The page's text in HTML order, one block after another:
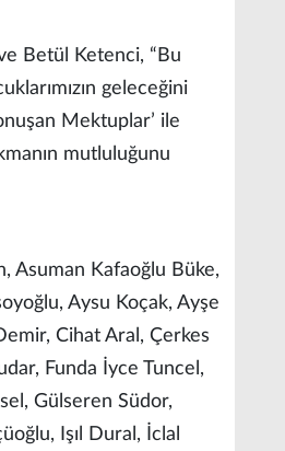
Betül Ketenci, “Bu
geleceğini
Mektuplar’ ile
mutluluğunu
Asuman Kafaoğlu Büke,
Aysu Koçak, Ayşe
Cihat Aral, Çerkes
Funda İyce Tuncel,
Gülseren Südor,
Işıl Dural, İclal